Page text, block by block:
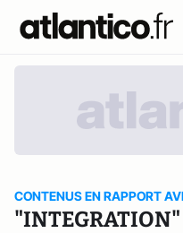
CONTENUS EN RAPPORT
"INTEGRATION"